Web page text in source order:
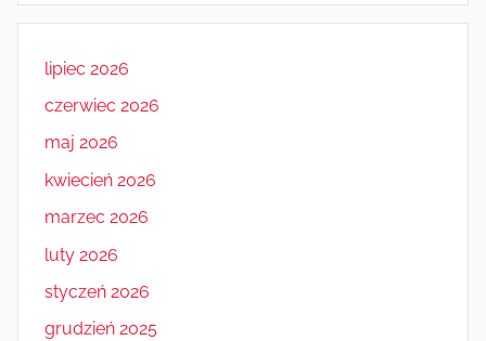
lipiec 2026
czerwiec 2026
maj 2026
kwiecień 2026
marzec 2026
luty 2026
styczeń 2026
grudzień 2025